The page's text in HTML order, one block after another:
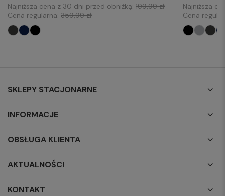
Najniższa cena z 30 dni przed obniżką: 199,99 zł
Cena regularna: 359,99 zł
Najniższa
Cena
SKLEPY STACJONARNE
INFORMACJE
OBSŁUGA KLIENTA
AKTUALNOŚCI
KONTAKT